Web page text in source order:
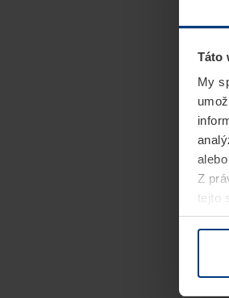
Táto
My
Z
tejto